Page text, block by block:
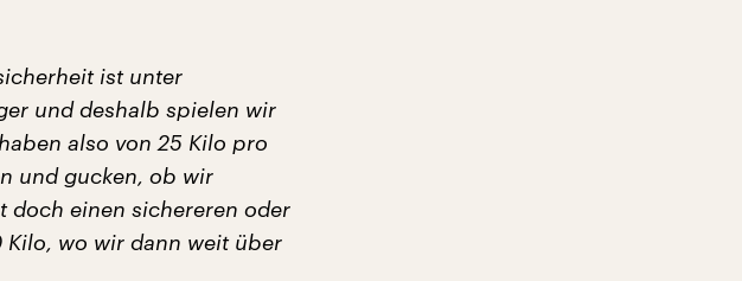
ist unter
und deshalb spielen wir
also von 25 Kilo pro
und gucken, ob wir
doch einen sichereren oder
wo wir dann weit über